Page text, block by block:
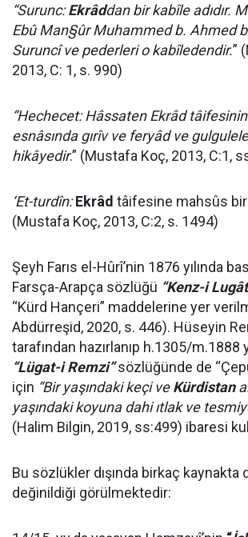
“Surunc:Ekrâddan bir kabîle adıdır.
Ebû Man§ûr Muhammed b. Ahmed
Suruncî ve pederleri o kabîledendir.”
2013, C: 1, s. 990)
“Hechecet: Hâssaten Ekrâd
esnâsında gırîv ve feryâd ve
hikâyedir.” (Mustafa Koç, 2013, C:1,
‘Et-turdîn: Ekrâd tâifesine mahsûs bir
(Mustafa Koç, 2013, C:2, s. 1494)
Şeyh Farıs el-Hûrî’nin 1876 yılında
Farsça-Arapça sözlüğü “Kenz-i
“Kürd Hançeri” maddelerine yer
Abdürreşid, 2020, s. 446). Hüseyin
tarafından hazırlanıp h.1305/m.1888
“Lügat-i Remzi”sözlüğünde de
için “Bir yaşındaki keçi veKürdistan
yaşındaki koyuna dahi ıtlak ve
(Halim Bilgin, 2019, ss:499) ibaresi
Bu sözlükler dışında birkaç kaynakta
değinildiği görülmektedir: